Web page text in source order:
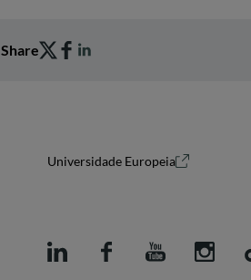
Share
Universidade Europeia